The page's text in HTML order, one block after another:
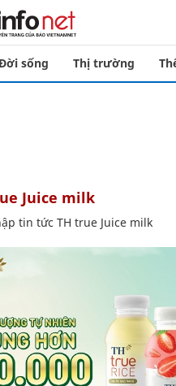
sống Thị trường
Juice milk
tin tức TH true Juice milk